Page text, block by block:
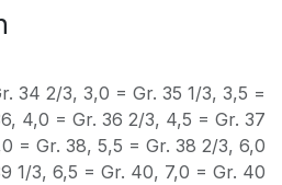
34 2/3, 3,0 = Gr. 35 1/3, 3,5 =
, 4,0 = Gr. 36 2/3, 4,5 = Gr. 37
= Gr. 38, 5,5 = Gr. 38 2/3, 6,0
1/3, 6,5 = Gr. 40, 7,0 = Gr. 40